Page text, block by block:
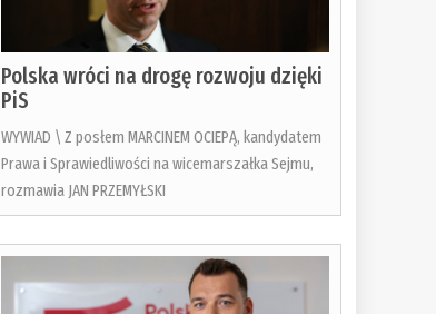
Polska wróci na drogę rozwoju dzięki
PiS
WYWIAD \ Z posłem MARCINEM OCIEPĄ, kandydatem
Prawa i Sprawiedliwości na wicemarszałka Sejmu,
rozmawia JAN PRZEMYŁSKI